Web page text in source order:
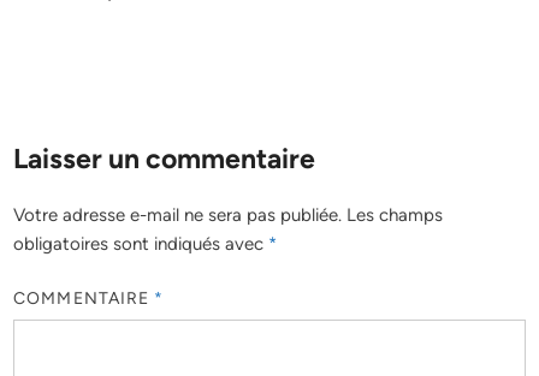
Laisser un commentaire
Votre adresse e-mail ne sera pas publiée. Les champs
obligatoires sont indiqués avec *
COMMENTAIRE *